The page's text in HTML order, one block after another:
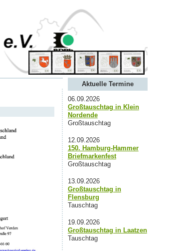
Aktuelle Termine
06.09.2026
Großtauschtag in Klein
Nordende
Großtauschtag
12.09.2026
150. Hamburg-Hammer
Briefmarkenfest
Großtauschtag
13.09.2026
Großtauschtag in
Flensburg
Tauschtag
19.09.2026
Großtauschtag in Laatzen
Tauschtag